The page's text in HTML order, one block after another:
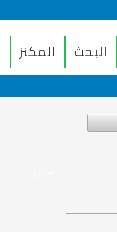
البحث المكنز